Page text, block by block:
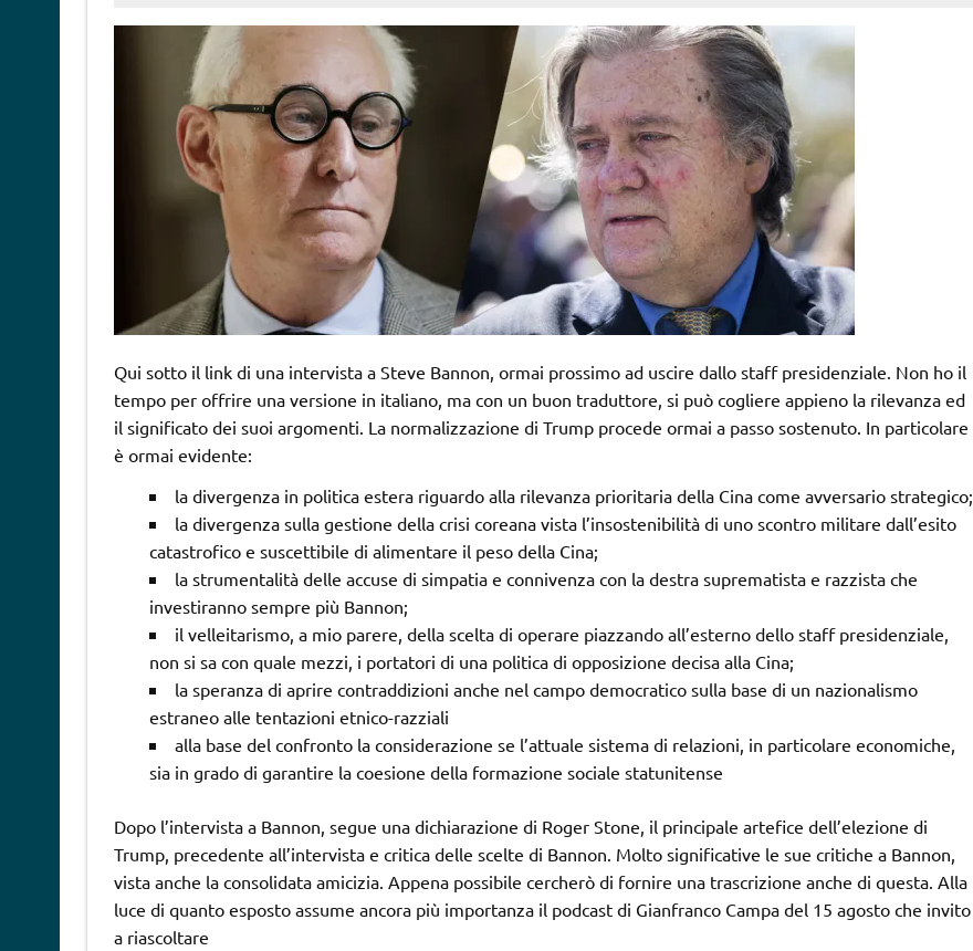
Qui sotto il link di una intervista a Steve Bannon, ormai prossimo ad uscire dallo staff presidenziale. Non ho il
tempo per offrire una versione in italiano, ma con un buon traduttore, si può cogliere appieno la rilevanza ed
il significato dei suoi argomenti. La normalizzazione di Trump procede ormai a passo sostenuto. In particolare
è ormai evidente:
la divergenza in politica estera riguardo alla rilevanza prioritaria della Cina come avversario strategico;
la divergenza sulla gestione della crisi coreana vista l’insostenibilità di uno scontro militare dall’esito
catastrofico e suscettibile di alimentare il peso della Cina;
la strumentalità delle accuse di simpatia e connivenza con la destra suprematista e razzista che
investiranno sempre più Bannon;
il velleitarismo, a mio parere, della scelta di operare piazzando all’esterno dello staff presidenziale,
non si sa con quale mezzi, i portatori di una politica di opposizione decisa alla Cina;
la speranza di aprire contraddizioni anche nel campo democratico sulla base di un nazionalismo
estraneo alle tentazioni etnico-razziali
alla base del confronto la considerazione se l’attuale sistema di relazioni, in particolare economiche,
sia in grado di garantire la coesione della formazione sociale statunitense
Dopo l’intervista a Bannon, segue una dichiarazione di Roger Stone, il principale artefice dell’elezione di
Trump, precedente all’intervista e critica delle scelte di Bannon. Molto significative le sue critiche a Bannon,
vista anche la consolidata amicizia. Appena possibile cercherò di fornire una trascrizione anche di questa. Alla
luce di quanto esposto assume ancora più importanza il podcast di Gianfranco Campa del 15 agosto che invito
a riascoltare